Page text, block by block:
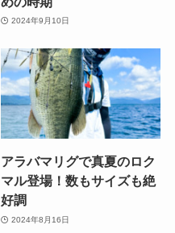
2024年9月10日
アラバマリグで真夏のロク
マル登場！数もサイズも絶
好調
2024年8月16日